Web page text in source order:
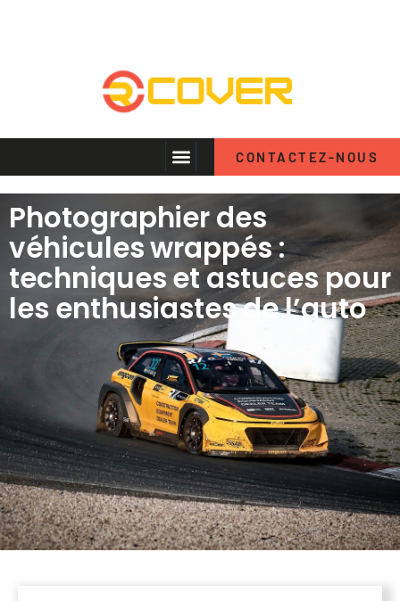
CONTACTEZ-NOUS
Photographier des
véhicules wrappés :
techniques et astuces pour
les enthusiastes de l’auto